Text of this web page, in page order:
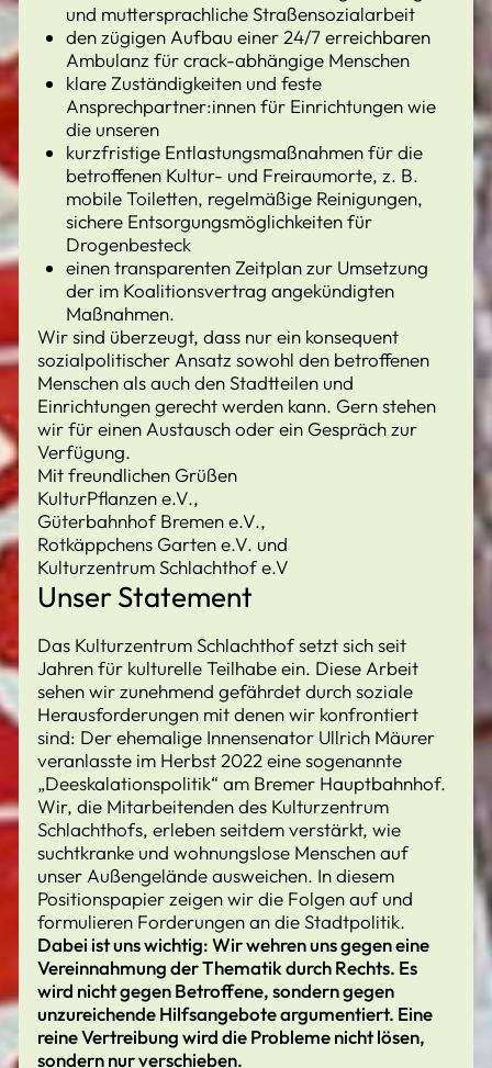
und muttersprachliche Straßensozialarbeit
den zügigen Aufbau einer 24/7 erreichbaren
Ambulanz für crack-abhängige Menschen
klare Zuständigkeiten und feste
Ansprechpartner:innen für Einrichtungen wie
die unseren
kurzfristige Entlastungsmaßnahmen für die
betroffenen Kultur- und Freiraumorte, z. B.
mobile Toiletten, regelmäßige Reinigungen,
sichere Entsorgungsmöglichkeiten für
Drogenbesteck
einen transparenten Zeitplan zur Umsetzung
der im Koalitionsvertrag angekündigten
Maßnahmen.
Wir sind überzeugt, dass nur ein konsequent
sozialpolitischer Ansatz sowohl den betroffenen
Menschen als auch den Stadtteilen und
Einrichtungen gerecht werden kann. Gern stehen
wir für einen Austausch oder ein Gespräch zur
Verfügung.
Mit freundlichen Grüßen
KulturPflanzen e.V.,
Güterbahnhof Bremen e.V.,
Rotkäppchens Garten e.V. und
Kulturzentrum Schlachthof e.V
Unser Statement
Das Kulturzentrum Schlachthof setzt sich seit
Jahren für kulturelle Teilhabe ein. Diese Arbeit
sehen wir zunehmend gefährdet durch soziale
Herausforderungen mit denen wir konfrontiert
sind: Der ehemalige Innensenator Ullrich Mäurer
veranlasste im Herbst 2022 eine sogenannte
„Deeskalationspolitik“ am Bremer Hauptbahnhof.
Wir, die Mitarbeitenden des Kulturzentrum
Schlachthofs, erleben seitdem verstärkt, wie
suchtkranke und wohnungslose Menschen auf
unser Außengelände ausweichen. In diesem
Positionspapier zeigen wir die Folgen auf und
formulieren Forderungen an die Stadtpolitik.
Dabei ist uns wichtig: Wir wehren uns gegen eine
Vereinnahmung der Thematik durch Rechts. Es
wird nicht gegen Betroffene, sondern gegen
unzureichende Hilfsangebote argumentiert. Eine
reine Vertreibung wird die Probleme nicht lösen,
sondern nur verschieben.